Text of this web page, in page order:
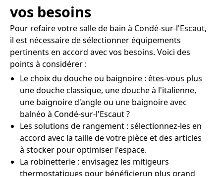
vos besoins
Pour refaire votre salle de bain à Condé-sur-l'Escaut,
il est nécessaire de sélectionner équipements
pertinents en accord avec vos besoins. Voici des
points à considérer :
Le choix du douche ou baignoire : êtes-vous plus
une douche classique, une douche à l'italienne,
une baignoire d'angle ou une baignoire avec
balnéo à Condé-sur-l'Escaut ?
Les solutions de rangement : sélectionnez-les en
accord avec la taille de votre pièce et des articles
à stocker pour optimiser l'espace.
La robinetterie : envisagez les mitigeurs
thermostatiques pour bénéficierun plus grand